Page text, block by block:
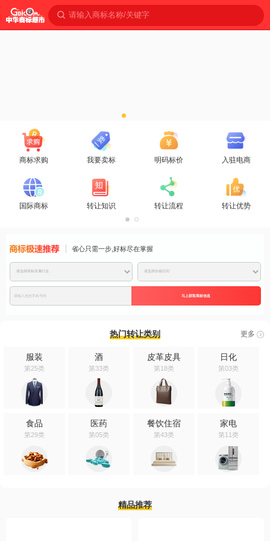
请输入商标名称/关键字
商标求购 我要卖标 明码标价 入驻电商
国际商标 转让知识 转让流程 转让优势
省心只需一步,好标尽在掌握
商标免费推
马上获取商标信息
更多
热门转让类别
服装
第25类
酒
第33类
皮革皮具
第18类
日化
第03类
食品
第29类
医药
第05类
餐饮住宿
第43类
家电
第11类
精品推荐